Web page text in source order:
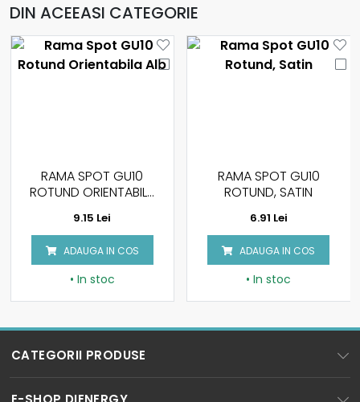
DIN ACEEASI CATEGORIE
RAMA SPOT GU10
ROTUND ORIENTABILA
9.15 Lei
ADAUGA IN COS
• In stoc
RAMA SPOT GU10
ROTUND, SATIN
6.91 Lei
ADAUGA IN COS
• In stoc
CATEGORII PRODUSE
BECURI LED